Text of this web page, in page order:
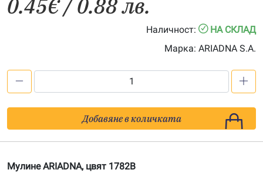
0.45€/ 0.88 лв.
Наличност:
НА СКЛАД
Марка: ARIADNA S.A.
Мулине
АRIADNA
Добавяне в количката
Мулине ARIADNA, цвят 1782B